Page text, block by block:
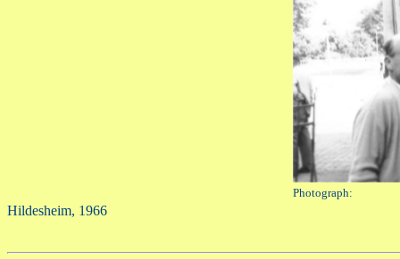
Photograph:
Hildesheim, 1966